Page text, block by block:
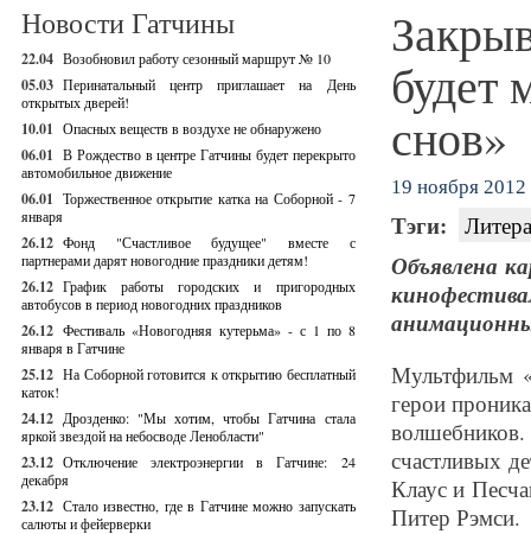
Новости Гатчины
22.04 Возобновил работу сезонный маршрут № 10
05.03 Перинатальный центр приглашает на День
открытых дверей!
10.01 Опасных веществ в воздухе не обнаружено
06.01 В Рождество в центре Гатчины будет перекрыто
автомобильное движение
06.01 Торжественное открытие катка на Соборной - 7
января
26.12 Фонд "Счастливое будущее" вместе с
партнерами дарят новогодние праздники детям!
26.12 График работы городских и пригородных
автобусов в период новогодних праздников
26.12 Фестиваль «Новогодняя кутерьма» - с 1 по 8
января в Гатчине
25.12 На Соборной готовится к открытию бесплатный
каток!
24.12 Дрозденко: "Мы хотим, чтобы Гатчина стала
яркой звездой на небосводе Ленобласти"
23.12 Отключение электроэнергии в Гатчине: 24
декабря
23.12 Стало известно, где в Гатчине можно запускать
салюты и фейерверки
будет
снов»
19 ноября 2012
Тэги:
Объявлена
Мультфильм
герои
счастливых
Клаус и
Питер Рэмси.